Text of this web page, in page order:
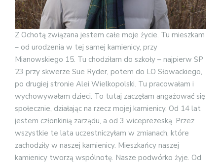
Z Ochotą związana jestem całe moje życie. Tu mieszkam
– od urodzenia w tej samej kamienicy, przy
Mianowskiego 15. Tu chodziłam do szkoły – najpierw SP
23 przy skwerze Sue Ryder, potem do LO Słowackiego,
po drugiej stronie Alei Wielkopolski. Tu pracowałam i
wychowywałam dzieci. To tutaj zaczęłam angażować się
społecznie, działając na rzecz mojej kamienicy. Od 14 lat
jestem członkinią zarządu, a od 3 wiceprezeską. Przez
wszystkie te lata uczestniczyłam w zmianach, które
zachodziły w naszej kamienicy. Mieszkańcy naszej
kamienicy tworzą wspólnotę. Nasze podwórko żyje. Od